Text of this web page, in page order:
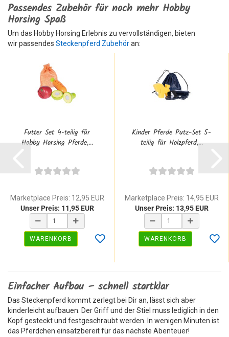
Passendes Zubehör für noch mehr Hobby
Horsing Spaß
Um das Hobby Horsing Erlebnis zu vervollständigen, bieten
wir passendes Steckenpferd Zubehöran:
Futter Set 4-teilig für
Hobby Horsing Pferde,...
Marketplace Preis: 12,95 EUR
Unser Preis: 11,95 EUR
WARENKORB
Kinder Pferde Putz-Set 5-
teilig für Holzpferd,...
Marketplace Preis: 14,95 EUR
Unser Preis: 13,95 EUR
WARENKORB
Einfacher Aufbau – schnell startklar
Das Steckenpferd kommt zerlegt bei Dir an, lässt sich aber
kinderleicht aufbauen. Der Griff und der Stiel muss lediglich in den
Kopf gesteckt und festgeschraubt werden. In wenigen Minuten ist
das Pferdchen einsatzbereit für das nächste Abenteuer!